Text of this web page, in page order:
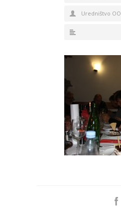
Uredništvo